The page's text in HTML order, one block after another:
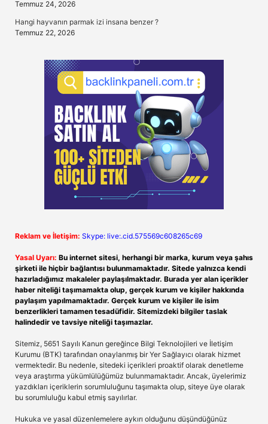
Temmuz 24, 2026
Hangi hayvanın parmak izi insana benzer ?
Temmuz 22, 2026
Reklam ve İletişim: Skype: live:.cid.575569c608265c69
Yasal Uyarı: Bu internet sitesi, herhangi bir marka, kurum veya şahıs
şirketi ile hiçbir bağlantısı bulunmamaktadır. Sitede yalnızca kendi
hazırladığımız makaleler paylaşılmaktadır. Burada yer alan içerikler
haber niteliği taşımamakta olup, gerçek kurum ve kişiler hakkında
paylaşım yapılmamaktadır. Gerçek kurum ve kişiler ile isim
benzerlikleri tamamen tesadüfidir. Sitemizdeki bilgiler taslak
halindedir ve tavsiye niteliği taşımazlar.
Sitemiz, 5651 Sayılı Kanun gereğince Bilgi Teknolojileri ve İletişim
Kurumu (BTK) tarafından onaylanmış bir Yer Sağlayıcı olarak hizmet
vermektedir. Bu nedenle, sitedeki içerikleri proaktif olarak denetleme
veya araştırma yükümlülüğümüz bulunmamaktadır. Ancak, üyelerimiz
yazdıkları içeriklerin sorumluluğunu taşımakta olup, siteye üye olarak
bu sorumluluğu kabul etmiş sayılırlar.
Hukuka ve yasal düzenlemelere aykırı olduğunu düşündüğünüz